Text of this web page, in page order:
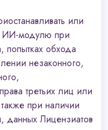
или
ИИ-модулю при
попытках обхода
незаконного,
третьих лиц или
при наличии
данных Лицензиатов